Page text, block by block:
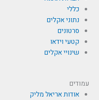
כללי
נתוני אקלים
סרטונים
קטעי וידאו
שינויי אקלים
עמודים
אודות אריאל מליק